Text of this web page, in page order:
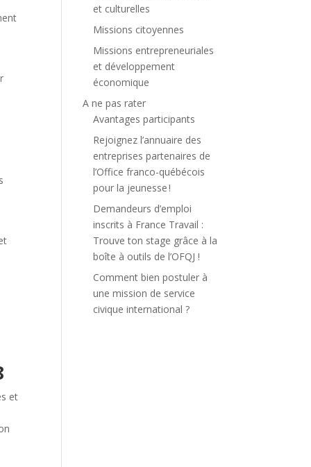
et
et culturelles
Missions citoyennes
Missions entrepreneuriales
et développement
économique
A ne pas rater
Avantages participants
Rejoignez l’annuaire des
entreprises partenaires de
l’Office franco-québécois
pour la jeunesse !
Demandeurs d’emploi
inscrits à France Travail :
Trouve ton stage grâce à la
boîte à outils de l’OFQJ !
Comment bien postuler à
une mission de service
civique international ?